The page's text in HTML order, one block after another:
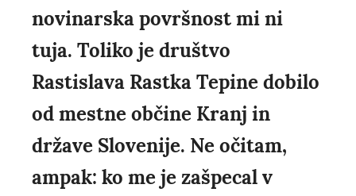
novinarska površnost mi ni
tuja. Toliko je društvo
Rastislava Rastka Tepine dobilo
od mestne občine Kranj in
države Slovenije. Ne očitam,
ampak: ko me je zašpecal v